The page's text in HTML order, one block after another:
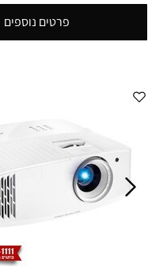
פרטים נוספים